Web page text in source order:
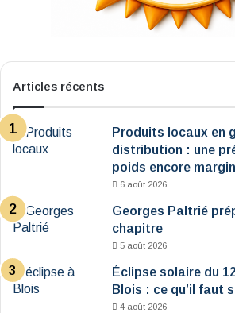
Articles récents
Produits locaux en
distribution : une
poids encore
6 août 2026
Georges Paltrié
chapitre
5 août 2026
Éclipse solaire du
Blois : ce qu’il faut
4 août 2026